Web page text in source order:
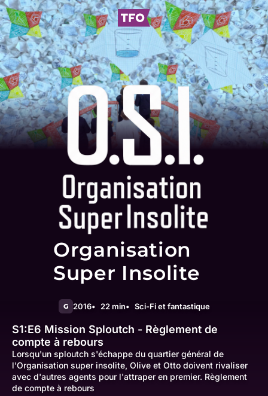
Organisation
Super Insolite
G 2016 22 min Sci-Fi et fantastique
S1:E6 Mission Sploutch - Règlement de
compte à rebours
Lorsqu'un sploutch s'échappe du quartier général de
l'Organisation super insolite, Olive et Otto doivent rivaliser
avec d'autres agents pour l'attraper en premier. Règlement
de compte à rebours